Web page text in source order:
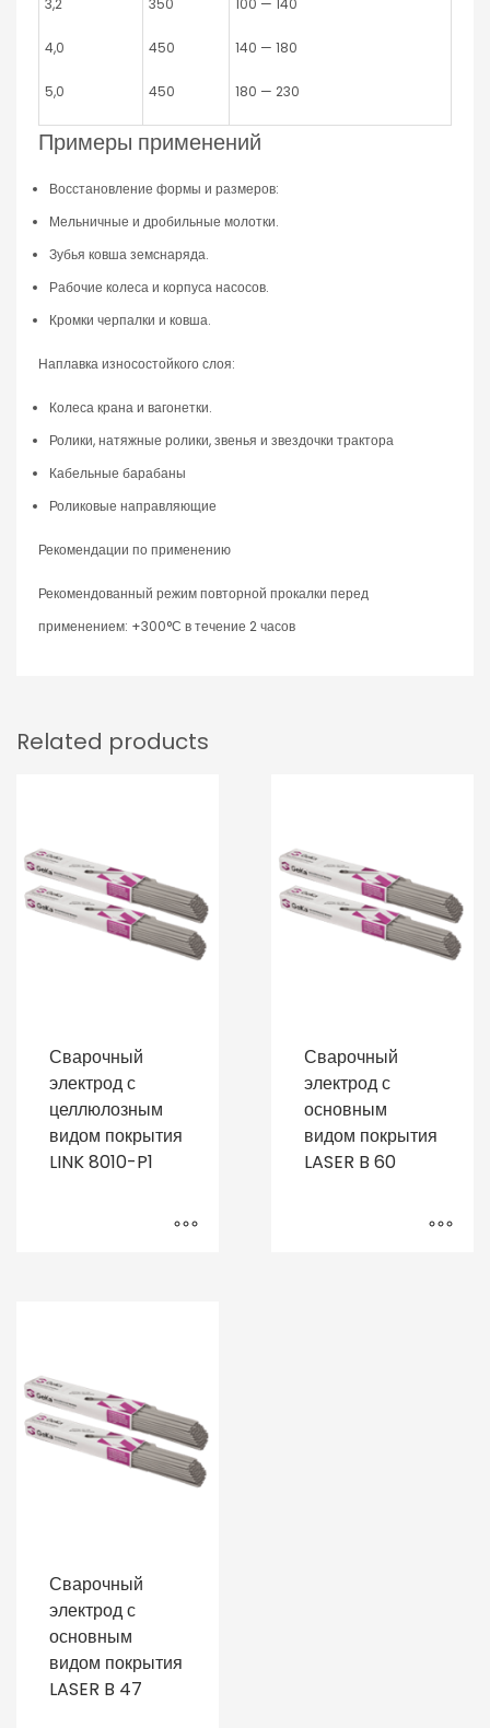
4,0
5,0
450
450
140 — 180
180 — 230
Примеры применений
Восстановление формы и размеров:
Мельничные и дробильные молотки.
Зубья ковша земснаряда.
Рабочие колеса и корпуса насосов.
Кромки черпалки и ковша.
Наплавка износостойкого слоя:
Колеса крана и вагонетки.
Ролики, натяжные ролики, звенья и звездочки трактора
Кабельные барабаны
Роликовые направляющие
Рекомендации по применению
Рекомендованный режим повторной прокалки перед
применением: +300°С в течение 2 часов
Related products
Сварочный
электрод с
целлюлозным
видом покрытия
LINK 8010-P1
Сварочный
электрод с
основным
видом покрытия
LASER B 60
Сварочный
электрод с
основным
видом покрытия
LASER B 47